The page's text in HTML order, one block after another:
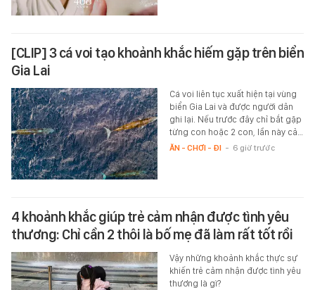
[CLIP] 3 cá voi tạo khoảnh khắc hiếm gặp trên biển
Gia Lai
Cá voi liên tục xuất hiện tại vùng
biển Gia Lai và được người dân
ghi lại. Nếu trước đây chỉ bắt gặp
từng con hoặc 2 con, lần này cả…
ĂN - CHƠI - ĐI - 6 giờ trước
4 khoảnh khắc giúp trẻ cảm nhận được tình yêu
thương: Chỉ cần 2 thôi là bố mẹ đã làm rất tốt rồi
Vậy những khoảnh khắc thực sự
khiến trẻ cảm nhận được tình yêu
thương là gì?